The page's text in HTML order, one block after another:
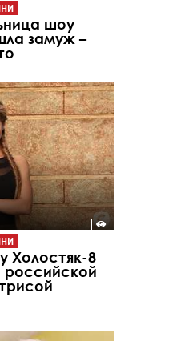
шоу
замуж –
Холостяк-8
российской